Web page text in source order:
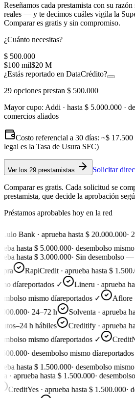
Reseñamos cada prestamista con su razón
reales — y te decimos cuáles vigila la
Comparar es gratis y sin compromiso.
¿Cuánto necesitas?
$ 500.000
$100 mil$20 M
¿Estás reportado en DataCrédito?
29 opciones prestan $ 500.000
Mayor cupo: Addi · hasta $ 5.000.000 ·
comercios aliados
Costo referencial a 30 días: ~$ 17.500
legal es la Tasa de Usura SFC)
Ver los 29 prestamistas Solicitar
Comparar es gratis. Cada solicitud se
prestamista, que decide la aprobación
Préstamos aprobables hoy en la red
Bank · aprueba hasta $ 20.000.000·
hasta $ 5.000.000·desembolso mismo
hasta $ 3.000.000·Sin desembolso —
RapiCredit · aprueba hasta $
díareportados ✓ Lineru · aprueba
mismo díareportados ✓
Aflore ·
·24–72 h Solventa · aprueba
h hábiles
Creditify · aprueba
mismo díareportados ✓
·desembolso mismo díareportados
hasta $ 1.500.000·desembolso mismo
· aprueba hasta $ 1.500.000·
CreditYes · aprueba hasta $ 1.500.000·